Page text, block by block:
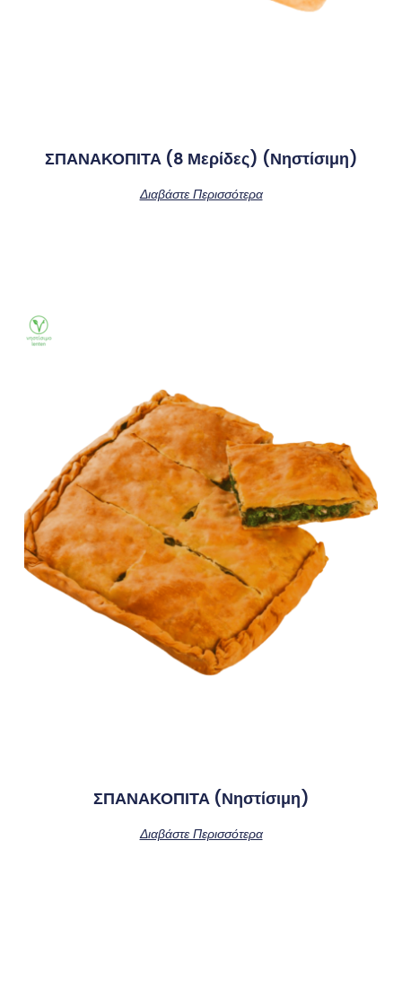
ΣΠΑΝΑΚΟΠΙΤΑ (8 Μερίδες) (νηστίσιμη)
Διαβάστε Περισσότερα
ΣΠΑΝΑΚΟΠΙΤΑ (νηστίσιμη)
Διαβάστε Περισσότερα